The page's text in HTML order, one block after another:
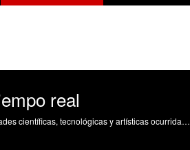
real
Divulgación de las actividades científicas, tecnológicas y artísticas ocurridas en los tres campus de la UPV